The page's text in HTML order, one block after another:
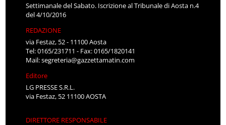
Settimanale del Sabato. Iscrizione al Tribunale di Aosta n.4
del 4/10/2016
REDAZIONE
via Festaz, 52 - 11100 Aosta
Tel: 0165/231711 - Fax: 0165/1820141
Mail:segreteria@gazzettamatin.com
Editore
LG PRESSE S.R.L.
via Festaz, 52 11100 AOSTA
DIRETTORE RESPONSABILE